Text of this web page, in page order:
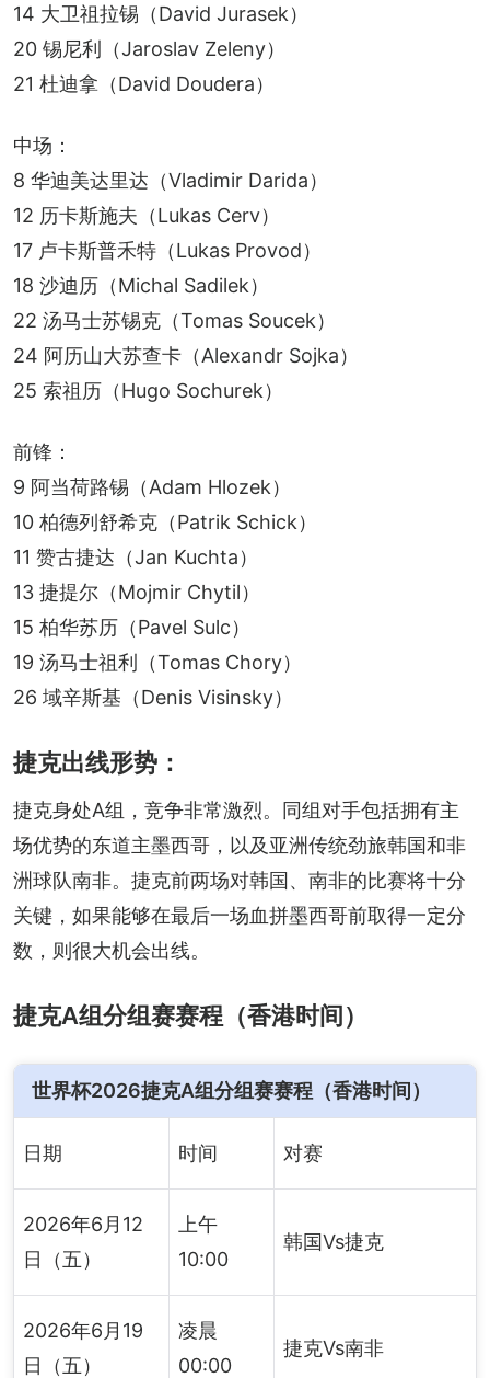
14 大卫祖拉锡（David Jurasek）
20 锡尼利（Jaroslav Zeleny）
21 杜迪拿（David Doudera）
中场：
8 华迪美达里达（Vladimir Darida）
12 历卡斯施夫（Lukas Cerv）
17 卢卡斯普禾特（Lukas Provod）
18 沙迪历（Michal Sadilek）
22 汤马士苏锡克（Tomas Soucek）
24 阿历山大苏查卡（Alexandr Sojka）
25 索祖历（Hugo Sochurek）
前锋：
9 阿当荷路锡（Adam Hlozek）
10 柏德列舒希克（Patrik Schick）
11 赞古捷达（Jan Kuchta）
13 捷提尔（Mojmir Chytil）
15 柏华苏历（Pavel Sulc）
19 汤马士祖利（Tomas Chory）
26 域辛斯基（Denis Visinsky）
捷克出线形势：
捷克身处A组，竞争非常激烈。同组对手包括拥有主
场优势的东道主墨西哥，以及亚洲传统劲旅韩国和非
洲球队南非。捷克前两场对韩国、南非的比赛将十分
关键，如果能够在最后一场血拼墨西哥前取得一定分
数，则很大机会出线。
捷克A组分组赛赛程（香港时间）
世界杯2026捷克A组分组赛赛程（香港时间）
日期 时间 对赛
2026年6月12
日（五）
上午
10:00
韩国Vs捷克
2026年6月19
日（五）
凌晨
00:00
捷克Vs南非